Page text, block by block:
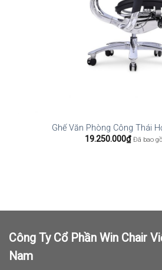
Ghế Văn Phòng Công Thái
19.250.000₫ Đã bao
Công Ty Cổ Phần Win Chair
Nam